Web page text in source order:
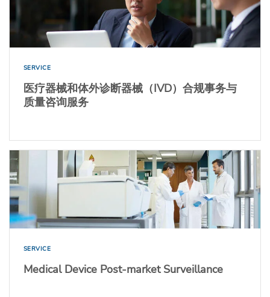
SERVICE
医疗器械和体外诊断器械（IVD）合规事务与
质量咨询服务
SERVICE
Medical Device Post-market Surveillance